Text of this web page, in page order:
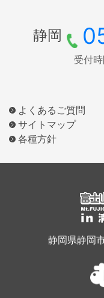
静岡
受付
よくあるご質問
サイトマップ
各種方針
静岡県静岡